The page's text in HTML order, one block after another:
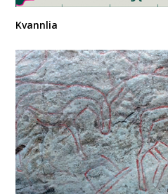
Kvannlia